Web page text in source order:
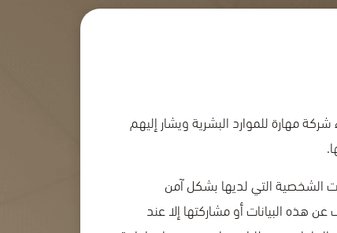
مهارة للموارد البشرية ويشار إليهم
الشخصية التي لديها بشكل آمن
هذه البيانات أو مشاركتها إلا عند